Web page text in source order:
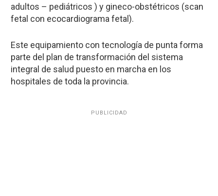
adultos – pediátricos ) y gineco-obstétricos (scan
fetal con ecocardiograma fetal).
Este equipamiento con tecnología de punta forma
parte del plan de transformación del sistema
integral de salud puesto en marcha en los
hospitales de toda la provincia.
PUBLICIDAD